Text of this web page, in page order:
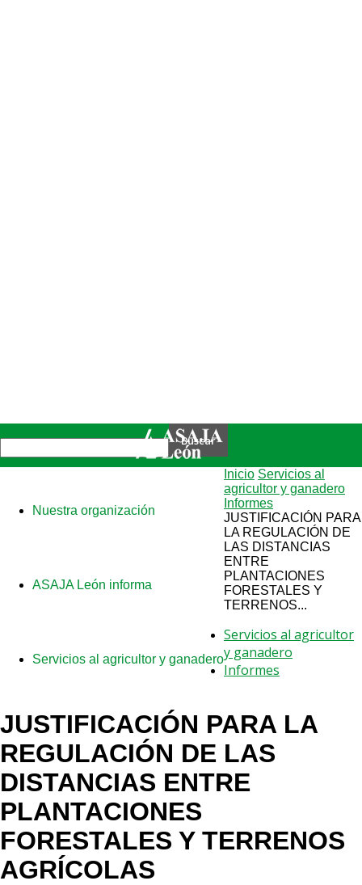
Nuestra organización
ASAJA León informa
Servicios al agricultor y ganadero
Inicio Servicios al
agricultor y ganadero
Informes
JUSTIFICACIÓN PARA
LA REGULACIÓN DE
LAS DISTANCIAS
ENTRE
PLANTACIONES
FORESTALES Y
TERRENOS...
Servicios al agricultor
y ganadero
Informes
JUSTIFICACIÓN PARA LA
REGULACIÓN DE LAS
DISTANCIAS ENTRE
PLANTACIONES
FORESTALES Y TERRENOS
AGRÍCOLAS